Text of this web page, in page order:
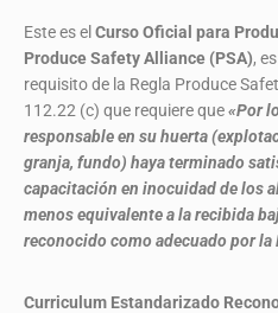
Este es elCurso Oficial para
Produce Safety Alliance (PSA),
requisito de la Regla Produce
112.22 (c) que requiere que«Por
responsable en su huerta
granja, fundo) haya terminado
capacitación en inocuidad de los
menos equivalente a la recibida
reconocido como adecuado por la
Curriculum Estandarizado